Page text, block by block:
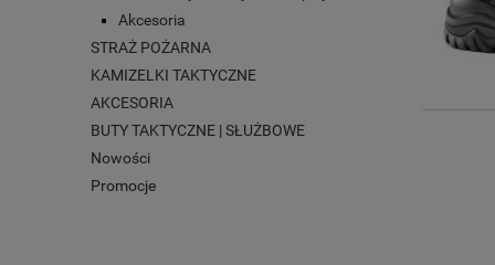
Akcesoria
STRAŻ POŻARNA
KAMIZELKI TAKTYCZNE
AKCESORIA
BUTY TAKTYCZNE | SŁUŻBOWE
Nowości
Promocje